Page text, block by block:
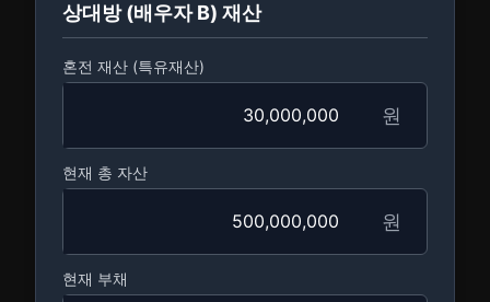
상대방 (배우자 B) 재산
혼전 재산 (특유재산)
원
현재 총 자산
원
현재 부채